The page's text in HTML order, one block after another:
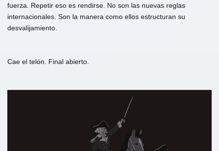
fuerza. Repetir eso es rendirse. No son las nuevas reglas
internacionales. Son la manera como ellos estructuran su
desvalijamiento.
Cae el telón. Final abierto.